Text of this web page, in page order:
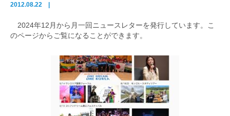
2012.08.22 |
2024年12月から月一回ニュースレターを発行しています。こ
のページからご覧になることができます。